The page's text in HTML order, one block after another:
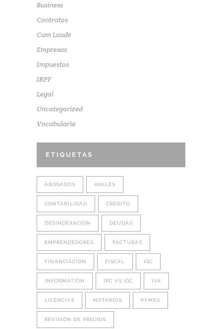
Business
Contratos
Cum Laude
Empresas
Impuestos
IRPF
Legal
Uncategorized
Vocabulario
ETIQUETAS
ABOGADOS AVALES
CONTABILIDAD CRÉDITO
DESINDEXACIÓN DEUDAS
EMPRENDEDORES FACTURAS
FINANCIACIÓN FISCAL IGC
INFORMATION IPC VS IGC IVA
LICENCIAS NOTARIOS PYMES
REVISIÓN DE PRECIOS